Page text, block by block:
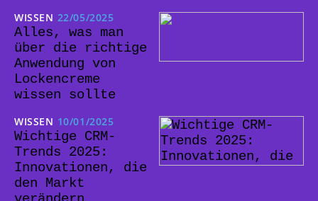
WISSEN 22/05/2025
Alles, was man
über die richtige
Anwendung von
Lockencreme
wissen sollte
WISSEN 10/01/2025
Wichtige CRM-
Trends 2025:
Innovationen, die
den Markt